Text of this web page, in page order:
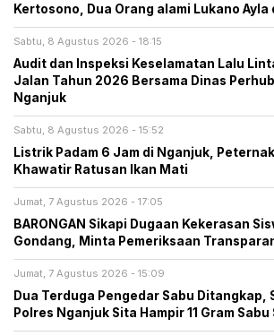
Kertosono, Dua Orang alami Lukano Ayla
Sabtu, 8 Agustus 2026 - 18:15
Audit dan Inspeksi Keselamatan Lalu
Jalan Tahun 2026 Bersama Dinas
Nganjuk
Sabtu, 8 Agustus 2026 - 15:52
Listrik Padam 6 Jam di Nganjuk,
Khawatir Ratusan Ikan Mati
Jumat, 7 Agustus 2026 - 17:05
BARONGAN Sikapi Dugaan Kekerasan
Gondang, Minta Pemeriksaan
Jumat, 7 Agustus 2026 - 15:09
Dua Terduga Pengedar Sabu Ditangkap,
Polres Nganjuk Sita Hampir 11 Gram Sabu